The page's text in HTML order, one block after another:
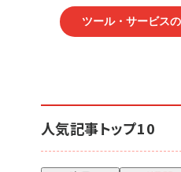
人気記事トップ10